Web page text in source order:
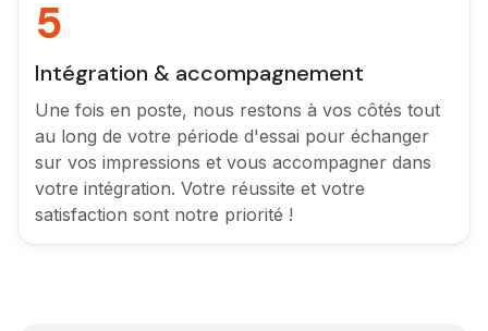
5
Intégration & accompagnement
Une fois en poste, nous restons à vos côtés tout
au long de votre période d'essai pour échanger
sur vos impressions et vous accompagner dans
votre intégration. Votre réussite et votre
satisfaction sont notre priorité !